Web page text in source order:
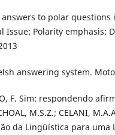
answers to polar
Issue: Polarity emphasis:
answering system.
F. Sim: respondendo
M.S.Z.; CELANI,
da Lingüística para uma